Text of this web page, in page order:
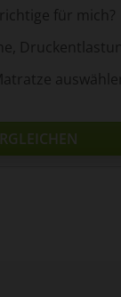
für mich?